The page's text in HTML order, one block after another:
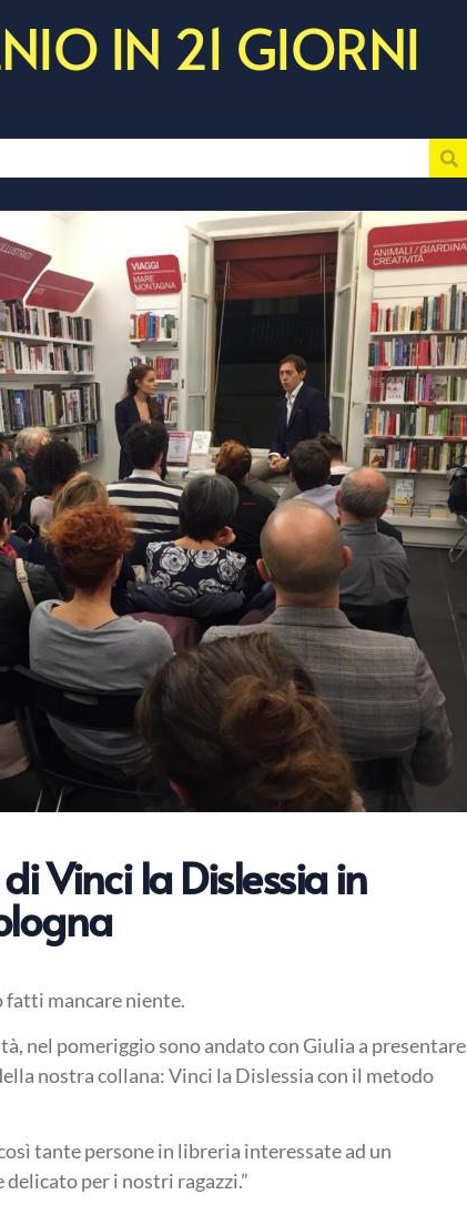
IN 21 GIORNI
Vinci la Dislessia in
fatti mancare niente.
nel pomeriggio sono andato con Giulia ​a presentare
nostra collana: Vinci la Dislessia con il metodo
tante persone in libreria interessate ad un
per i nostri ragazzi.”